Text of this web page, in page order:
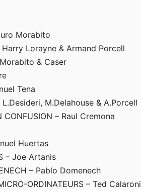
Morabito
Harry Lorayne & Armand Porcell
& Caser
Tena
L.Desideri, M.Delahouse & A.Porcell
CONFUSION – Raul Cremona
Huertas
– Joe Artanis
– Pablo Domenech
ORDINATEURS – Ted Calaroni